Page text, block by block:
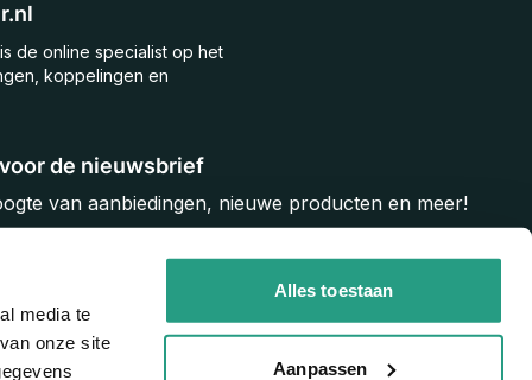
media te
onze site
Alles toestaan
Aanpassen
de nieuwsbrief
van aanbiedingen, nieuwe producten en meer!
de online specialist op het
koppelingen en